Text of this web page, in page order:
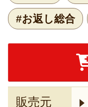
#お返し総合
販売元